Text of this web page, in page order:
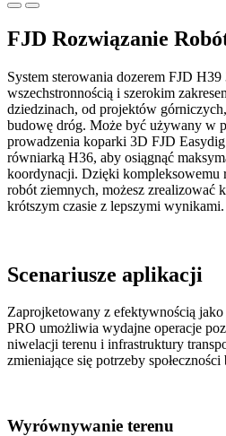
FJD Rozwiązanie
System sterowania dozerem FJD
wszechstronnością i szerokim
dziedzinach, od projektów
budowę dróg. Może być używany w
prowadzenia koparki 3D FJD
równiarką H36, aby osiągnąć
koordynacji. Dzięki kompleksowemu
robót ziemnych, możesz zrealizować
krótszym czasie z lepszymi wynikami.
Scenariusze aplikacji
Zaprojketowany z efektywnością
PRO umożliwia wydajne operacje
niwelacji terenu i infrastruktury
zmieniające się potrzeby
Wyrównywanie terenu